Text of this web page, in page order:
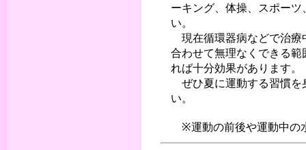
ーキング、体操、スポー
い。
現在循環器病などで治療
合わせて無理なくできる
れば十分効果があります。
ぜひ夏に運動する習慣を
い。
※運動の前後や運動中の